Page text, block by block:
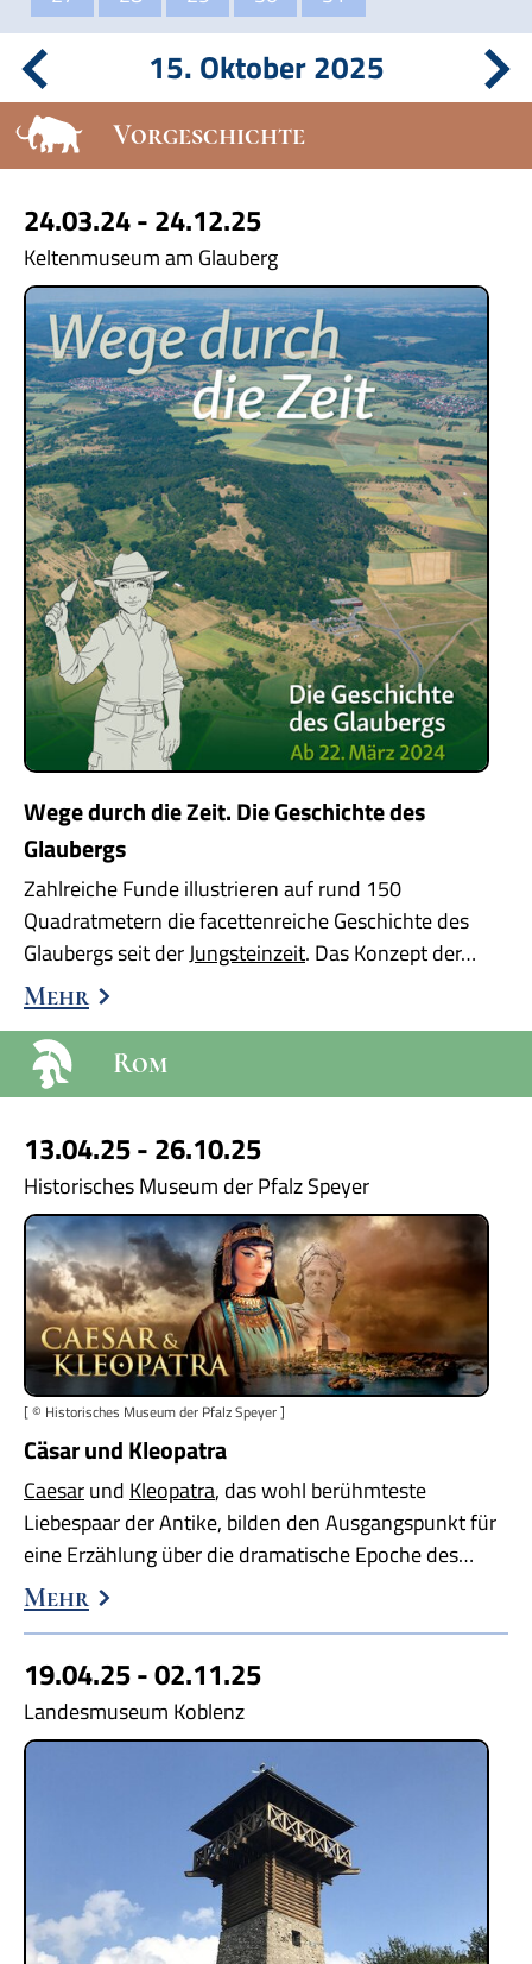
15. Oktober 2025
Vorgeschichte
24.03.24 - 24.12.25
Keltenmuseum am Glauberg
Wege durch die Zeit. Die Geschichte des
Glaubergs
Zahlreiche Funde illustrieren auf rund 150
Quadratmetern die facettenreiche Geschichte des
Glaubergs seit derJungsteinzeit. Das Konzept der…
Mehr
Rom
13.04.25 - 26.10.25
Historisches Museum der Pfalz Speyer
[ © Historisches Museum der Pfalz Speyer ]
Cäsar und Kleopatra
Caesarund Kleopatra, das wohl berühmteste
Liebespaar der Antike, bilden den Ausgangspunkt für
eine Erzählung über die dramatische Epoche des…
Mehr
19.04.25 - 02.11.25
Landesmuseum Koblenz